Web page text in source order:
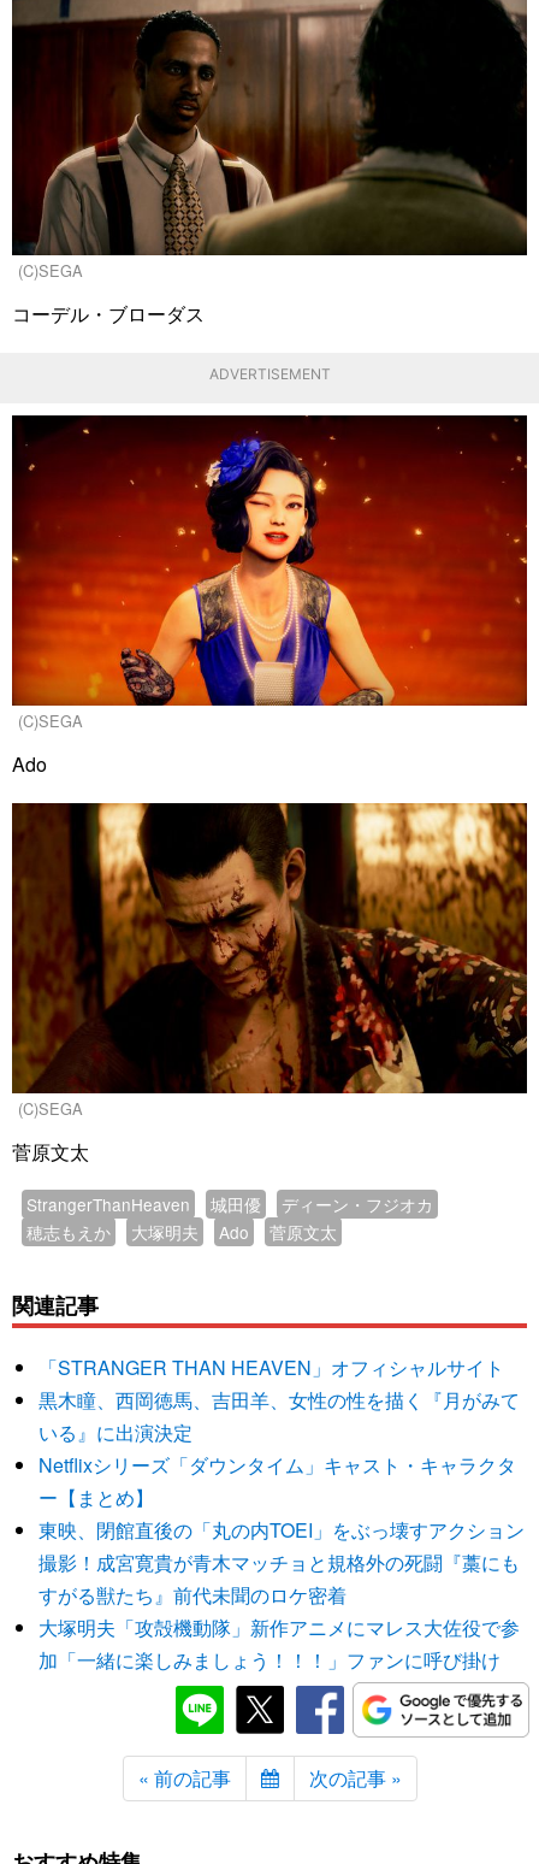
(C)SEGA
コーデル・ブローダス
ADVERTISEMENT
(C)SEGA
Ado
(C)SEGA
菅原文太
StrangerThanHeaven 城田優
ディーン・フジオカ
穂志もえか
大塚明夫 Ado 菅原文太
関連記事
「STRANGER THAN HEAVEN」オフィシャルサイト
黒木瞳、西岡徳馬、吉田羊、女性の性を描く『月がみて
いる』に出演決定
Netflixシリーズ「ダウンタイム」キャスト・キャラクタ
ー【まとめ】
東映、閉館直後の「丸の内TOEI」をぶっ壊すアクション
撮影！成宮寛貴が青木マッチョと規格外の死闘『藁にも
すがる獣たち』前代未聞のロケ密着
大塚明夫「攻殻機動隊」新作アニメにマレス大佐役で参
加「一緒に楽しみましょう！！！」ファンに呼び掛け
« 前の記事 次の記事 »